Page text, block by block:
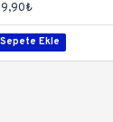
Sepete Ekle